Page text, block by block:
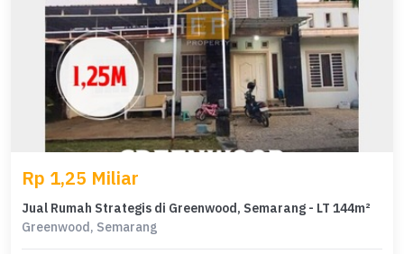
Rp 1,25 Miliar
Jual Rumah Strategis di Greenwood, Semarang - LT 144m²
Greenwood, Semarang